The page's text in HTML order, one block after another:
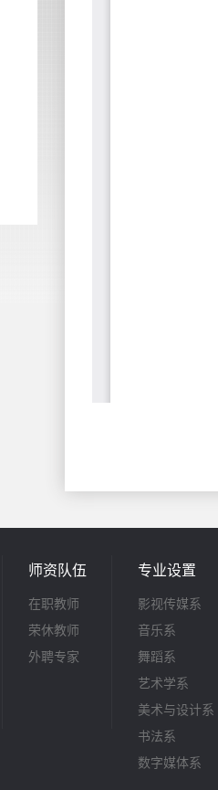
师资队伍
在职教师
荣休教师
外聘专家
专业设置
影视传媒系
音乐系
舞蹈系
艺术学系
美术与设计系
书法系
数字媒体系